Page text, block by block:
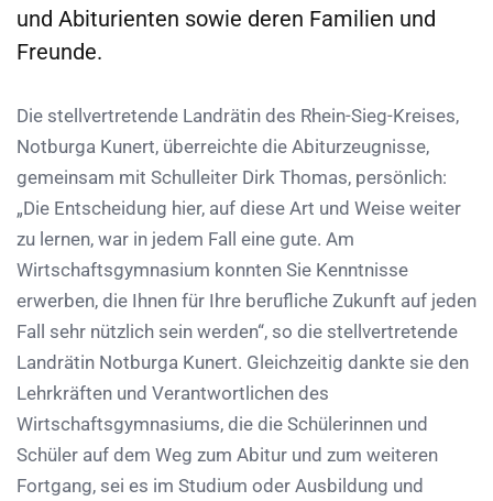
und Abiturienten sowie deren Familien und
Freunde.
Die stellvertretende Landrätin des Rhein-Sieg-Kreises,
Notburga Kunert, überreichte die Abiturzeugnisse,
gemeinsam mit Schulleiter Dirk Thomas, persönlich:
„Die Entscheidung hier, auf diese Art und Weise weiter
zu lernen, war in jedem Fall eine gute. Am
Wirtschaftsgymnasium konnten Sie Kenntnisse
erwerben, die Ihnen für Ihre berufliche Zukunft auf jeden
Fall sehr nützlich sein werden“, so die stellvertretende
Landrätin Notburga Kunert. Gleichzeitig dankte sie den
Lehrkräften und Verantwortlichen des
Wirtschaftsgymnasiums, die die Schülerinnen und
Schüler auf dem Weg zum Abitur und zum weiteren
Fortgang, sei es im Studium oder Ausbildung und